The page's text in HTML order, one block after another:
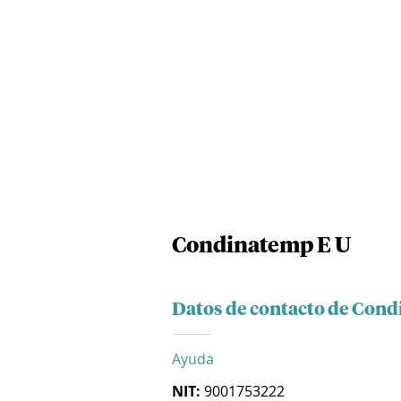
Condinatemp E U
Datos de contacto de
Ayuda
NIT: 9001753222